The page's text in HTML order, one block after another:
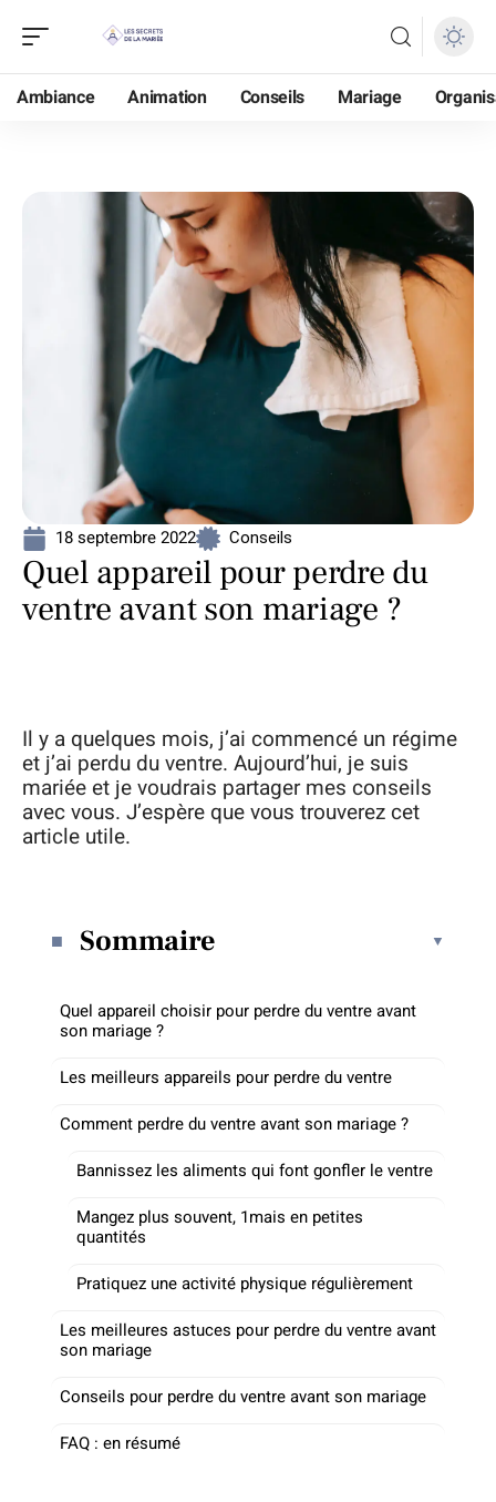
Ambiance Animation Conseils Mariage
18 septembre 2022 Conseils
Quel appareil pour perdre du
ventre avant son mariage ?
Il y a quelques mois, j’ai commencé un régime
et j’ai perdu du ventre. Aujourd’hui, je suis
mariée et je voudrais partager mes conseils
avec vous. J’espère que vous trouverez cet
article utile.
Sommaire
Quel appareil choisir pour perdre du ventre avant
son mariage ?
Les meilleurs appareils pour perdre du ventre
Comment perdre du ventre avant son mariage ?
Bannissez les aliments qui font gonfler le ventre
Mangez plus souvent, 1mais en petites
quantités
Pratiquez une activité physique régulièrement
Les meilleures astuces pour perdre du ventre avant
son mariage
Conseils pour perdre du ventre avant son mariage
FAQ : en résumé